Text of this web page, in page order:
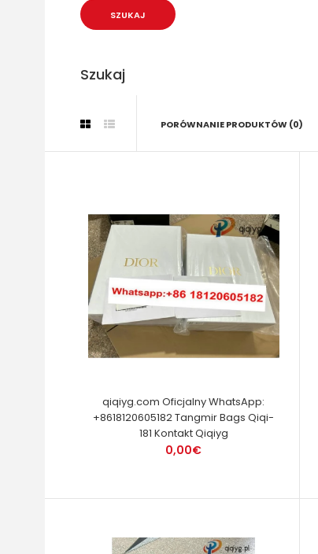
Szukaj
PORÓWNANIE PRODUKTÓW (0)
qiqiyg.com Oficjalny WhatsApp:
+8618120605182 Tangmir Bags Qiqi-
181 Kontakt Qiqiyg
0,00€